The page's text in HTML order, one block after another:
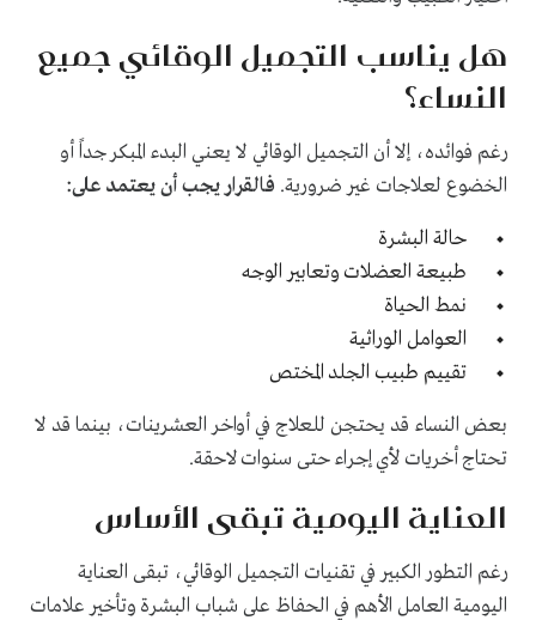
هل يناسب التجميل الوقائي جميع
النساء؟
رغم فوائده، إلا أن التجميل الوقائي لا يعني البدء المبكر جداً أو
الخضوع لعلاجات غير ضرورية. فالقرار يجب أن يعتمد على:
حالة البشرة
طبيعة العضلات وتعابير الوجه
نمط الحياة
العوامل الوراثية
تقييم طبيب الجلد المختص
بعض النساء قد يحتجن للعلاج في أواخر العشرينات، بينما قد لا
تحتاج أخريات لأي إجراء حتى سنوات لاحقة.
العناية اليومية تبقى الأساس
رغم التطور الكبير في تقنيات التجميل الوقائي، تبقى العناية
اليومية العامل الأهم في الحفاظ على شباب البشرة وتأخير علامات